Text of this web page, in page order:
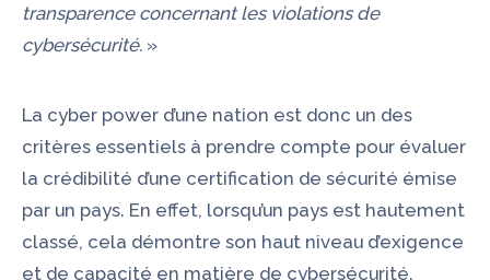
transparence concernant les violations de
cybersécurité. »
La cyber power d’une nation est donc un des
critères essentiels à prendre compte pour évaluer
la crédibilité d’une certification de sécurité émise
par un pays. En effet, lorsqu’un pays est hautement
classé, cela démontre son haut niveau d’exigence
et de capacité en matière de cybersécurité.